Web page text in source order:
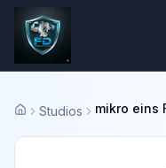
Startseite
Studios